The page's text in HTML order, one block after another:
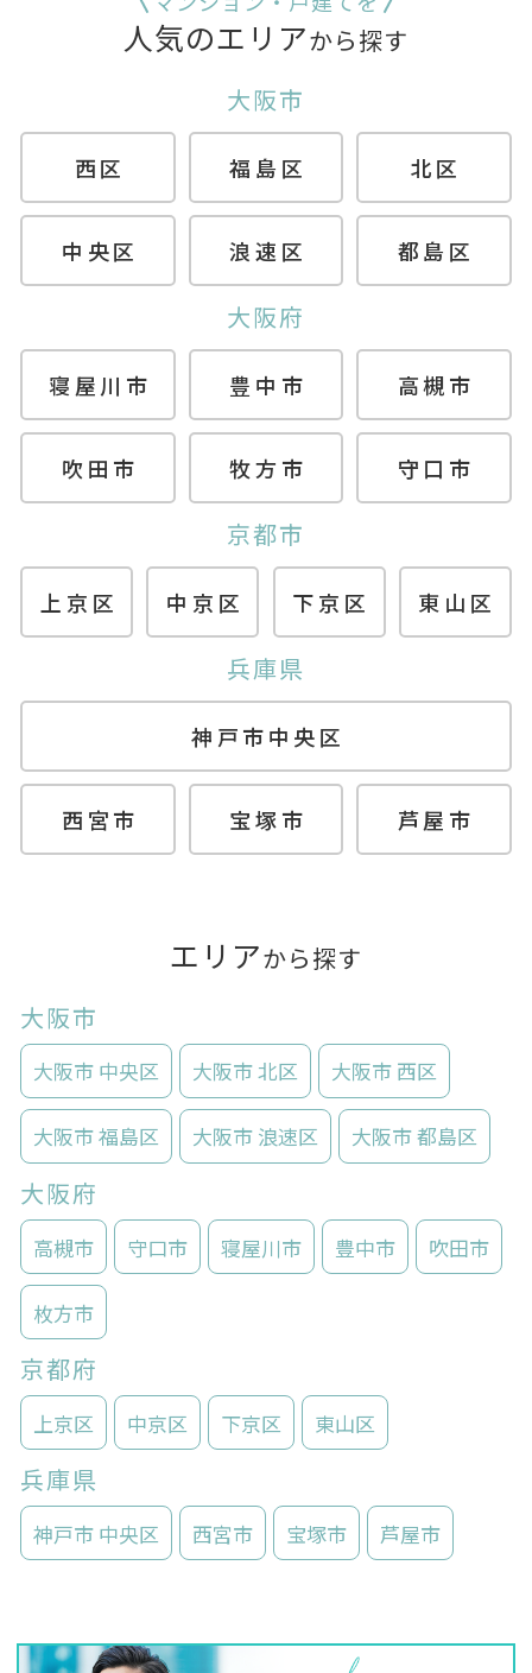
人気のエリアから探す
大阪市
西区 福島区 北区
中央区 浪速区 都島区
大阪府
寝屋川市 豊中市 高槻市
吹田市 牧方市 守口市
京都市
上京区 中京区 下京区 東山区
兵庫県
神戸市中央区
西宮市 宝塚市 芦屋市
エリアから探す
大阪市
大阪市 中央区 大阪市 北区 大阪市 西区
大阪市 福島区 大阪市 浪速区 大阪市 都島区
大阪府
高槻市 守口市 寝屋川市 豊中市 吹田市
枚方市
京都府
上京区 中京区 下京区 東山区
兵庫県
神戸市 中央区 西宮市 宝塚市 芦屋市